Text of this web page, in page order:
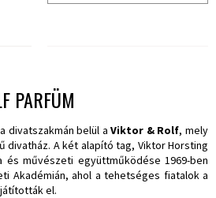
PARFÜM
divatszakmán belül aViktor & Rolf, mely
divatház. A két alapító tag, Viktor Horsting
és művészeti együttműködése 1969-ben
Akadémián, ahol a tehetséges fiatalok a
el.